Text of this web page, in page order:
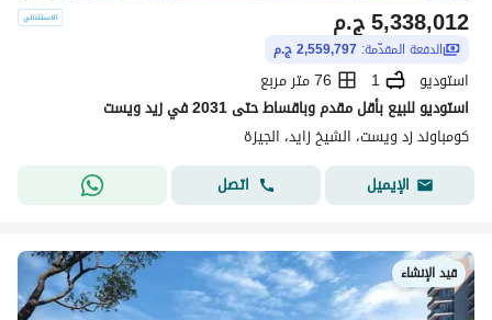
ج.م5,338,012
الدفعة المقدّمة: 2,559,797 ج.م
استوديو 1
76 متر مربع
استوديو للبيع بأقل مقدم وباقساط حتى 2031 في زيد ويست
كومباوند زد ويست، الشيخ زايد، الجيزة
الإيميل
اتصل
قيد الإنشاء